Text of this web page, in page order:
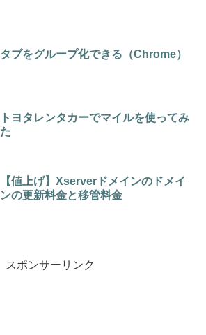
タブをグループ化できる（Chrome）
トヨタレンタカーでマイルを使ってみ
た
【値上げ】Xserverドメインのドメイ
ンの更新料金と移管料金
スポンサーリンク